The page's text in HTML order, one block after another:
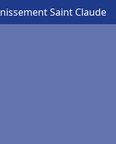
Saint Claude